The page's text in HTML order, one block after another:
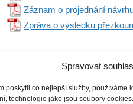
Spravovat
poskytli co nejlepší služby, používáme
technologie jako jsou soubory
Záznam o projednání
Zpráva o výsledku
Informace k dokumentu
Datum vyvěšení